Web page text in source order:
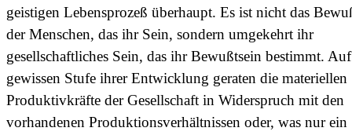
geistigen Lebensprozeß überhaupt. Es ist nicht das
der Menschen, das ihr Sein, sondern umgekehrt ihr
gesellschaftliches Sein, das ihr Bewußtsein bestimmt.
gewissen Stufe ihrer Entwicklung geraten die materiellen
Produktivkräfte der Gesellschaft in Widerspruch mit den
vorhandenen Produktionsverhältnissen oder, was nur ein